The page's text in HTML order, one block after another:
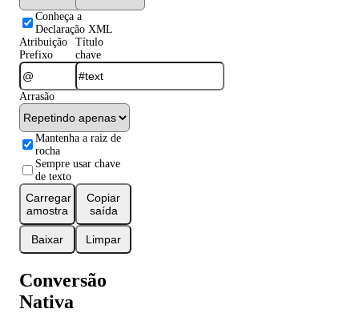
Conheça a
Declaração XML
Atribuição
Prefixo
Título
chave
Arrasão
Mantenha a raiz de
rocha
Sempre usar chave
de texto
Carregar
amostra
Copiar
saída
Baixar Limpar
Conversão
Nativa